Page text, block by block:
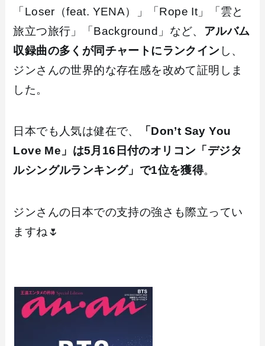
「Loser（feat. YENA）」「Rope It」「雲と
旅立つ旅行」「Background」など、
アルバム
収録曲の多くが同チャートにランクイン し、
ジンさんの世界的な存在感を改めて証明しま
した。
日本でも人気は健在で、
「Don’t Say You
Love Me」は5月16日付のオリコン「デジタ
ルシングルランキング」で1位を獲得。
ジンさんの日本での支持の強さも際立ってい
ますね🌷